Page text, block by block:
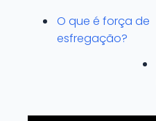
O que é força de
esfregação?